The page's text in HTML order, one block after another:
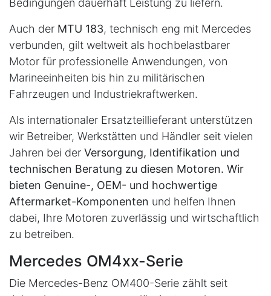
Bedingungen dauerhaft Leistung zu liefern.
Auch der MTU 183, technisch eng mit Mercedes
verbunden, gilt weltweit als hochbelastbarer
Motor für professionelle Anwendungen, von
Marineeinheiten bis hin zu militärischen
Fahrzeugen und Industriekraftwerken.
Als internationaler Ersatzteillieferant unterstützen
wir Betreiber, Werkstätten und Händler seit vielen
Jahren bei der Versorgung, Identifikation und
technischen Beratung zu diesen Motoren. Wir
bieten Genuine-, OEM- und hochwertige
Aftermarket-Komponenten und helfen Ihnen
dabei, Ihre Motoren zuverlässig und wirtschaftlich
zu betreiben.
Mercedes OM4xx-Serie
Die Mercedes-Benz OM400-Serie zählt seit